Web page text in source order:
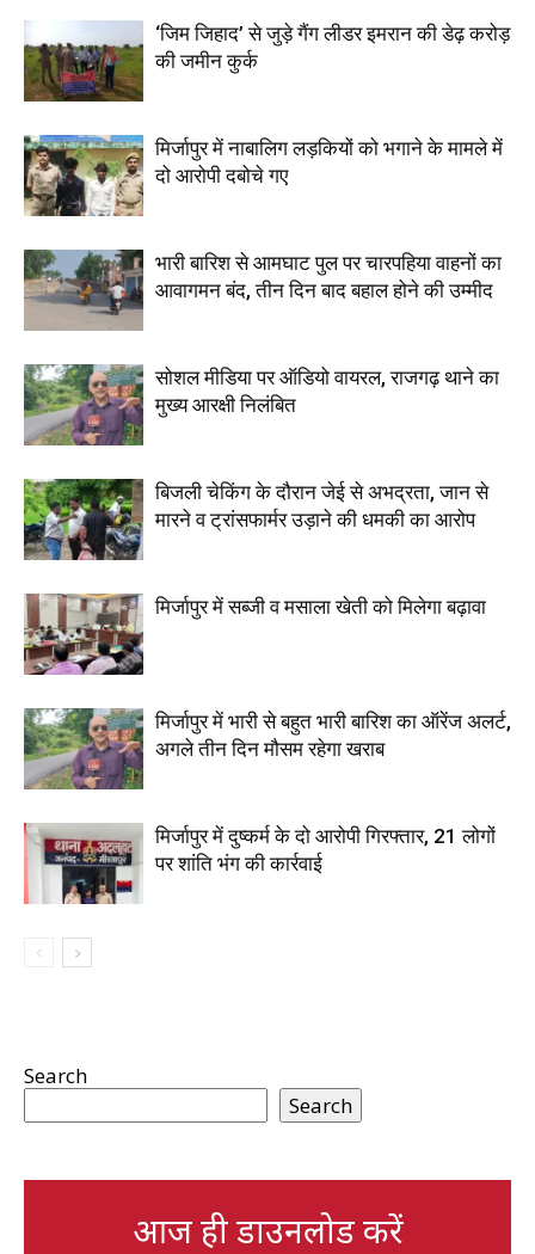
‘जिम जिहाद’ से जुड़े गैंग लीडर इमरान की डेढ़ करोड़
की जमीन कुर्क
मिर्जापुर में नाबालिग लड़कियों को भगाने के मामले में
दो आरोपी दबोचे गए
भारी बारिश से आमघाट पुल पर चारपहिया वाहनों का
आवागमन बंद, तीन दिन बाद बहाल होने की उम्मीद
सोशल मीडिया पर ऑडियो वायरल, राजगढ़ थाने का
मुख्य आरक्षी निलंबित
बिजली चेकिंग के दौरान जेई से अभद्रता, जान से
मारने व ट्रांसफार्मर उड़ाने की धमकी का आरोप
मिर्जापुर में सब्जी व मसाला खेती को मिलेगा बढ़ावा
मिर्जापुर में भारी से बहुत भारी बारिश का ऑरेंज अलर्ट,
अगले तीन दिन मौसम रहेगा खराब
मिर्जापुर में दुष्कर्म के दो आरोपी गिरफ्तार, 21 लोगों
पर शांति भंग की कार्रवाई
Search
Search
आज ही डाउनलोड करें